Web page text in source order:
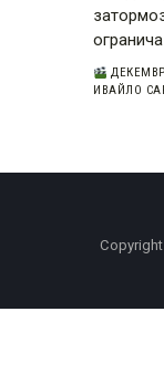
ИВАЙЛО